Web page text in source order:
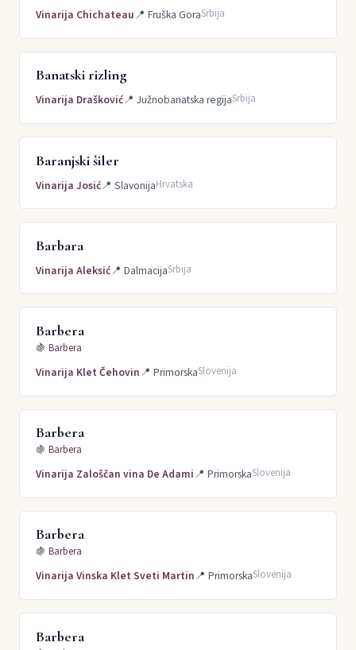
Vinarija Chichateau📍 Fruška GoraSrbija
Banatski rizling
Vinarija Drašković📍 Južnobanatska regijaSrbija
Baranjski šiler
Vinarija Josić📍 SlavonijaHrvatska
Barbara
Vinarija Aleksić📍 DalmacijaSrbija
Barbera
🍇 Barbera
Vinarija Klet Čehovin📍 PrimorskaSlovenija
Barbera
🍇 Barbera
Vinarija Zaloščan vina De Adami📍 PrimorskaSlovenija
Barbera
🍇 Barbera
Vinarija Vinska Klet Sveti Martin📍 PrimorskaSlovenija
Barbera